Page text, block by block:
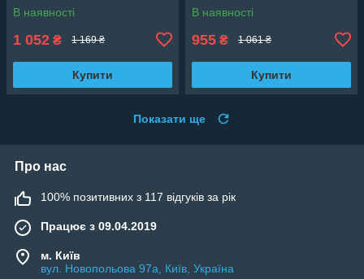
В наявності
1 052 ₴ 1 169 ₴
Купити
В наявності
955 ₴ 1 061 ₴
Купити
Показати ще
Про нас
100% позитивних з 117 відгуків за рік
Працює з 09.04.2019
м. Київ
вул. Новопольова 97а, Київ, Україна